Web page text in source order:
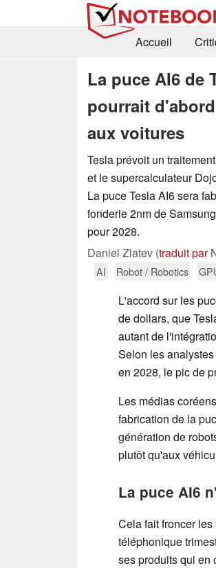
Accueil
La puce AI6 de
pourrait
aux voitures
Tesla prévoit un
et le supercalculateur
La puce Tesla AI6 sera
fonderie 2nm de
pour 2028.
Daniel Zlatev (traduit par
AI Robot / Robotics
L'accord sur les
de dollars, que
autant de
Selon les
en 2028, le pic de
Les médias
fabrication de la
génération de
plutôt qu'aux
La puce AI6
Cela fait froncer
téléphonique
ses produits qui en